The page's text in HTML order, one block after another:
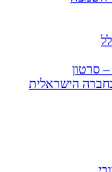
הישראלית